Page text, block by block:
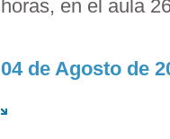
horas, en el aula
04 de Agosto de